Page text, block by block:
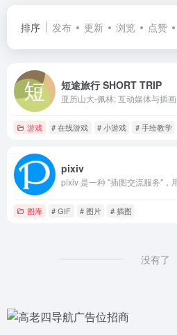
排序 发布 更新 浏览 点赞
短途旅行 SHORT TRIP
亚历山大-佩林; 互动媒体与插画
游戏 # 在线游戏 # 小游戏 # 手绘教学
pixiv
图库 # GIF # 图片 # 插图
没有了